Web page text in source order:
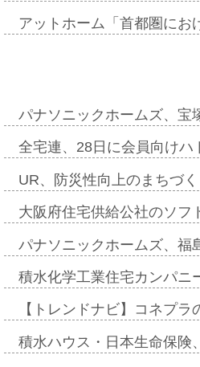
アットホーム「首都圏に
パナソニックホームズ、
全宅連、28日に会員向け
UR、防災性向上のまちづ
大阪府住宅供給公社のソ
パナソニックホームズ、
積水化学工業住宅カンパ
【トレンドナビ】コネプ
積水ハウス・日本生命保